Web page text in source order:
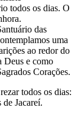
todos os dias. O
das
uma
ao redor do
Deus e como
Corações.
todos os dias:
Jacareí.